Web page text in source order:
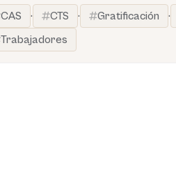
CAS
· CTS · Gratificación ·
Trabajadores